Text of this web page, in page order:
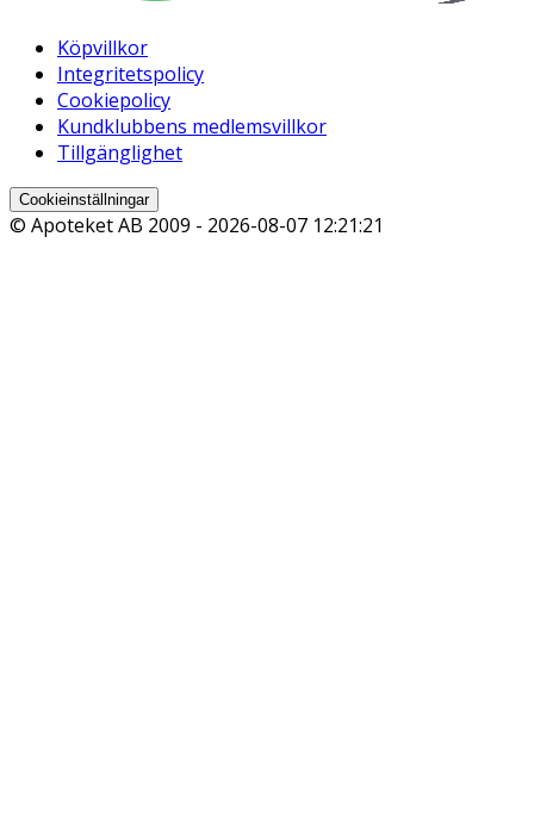
Köpvillkor
Integritetspolicy
Cookiepolicy
Kundklubbens medlemsvillkor
Tillgänglighet
Cookieinställningar
© Apoteket AB 2009 - 2026-08-07 12:21:21